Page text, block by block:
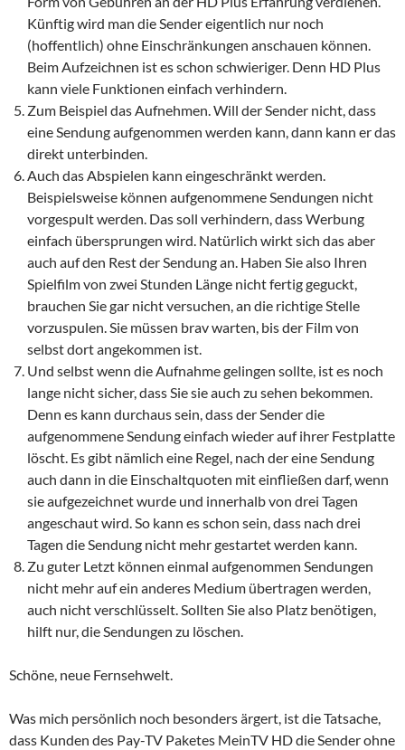
Künftig wird man die Sender eigentlich nur noch
(hoffentlich) ohne Einschränkungen anschauen können.
Beim Aufzeichnen ist es schon schwieriger. Denn HD Plus
kann viele Funktionen einfach verhindern.
Zum Beispiel das Aufnehmen. Will der Sender nicht, dass
eine Sendung aufgenommen werden kann, dann kann er das
direkt unterbinden.
Auch das Abspielen kann eingeschränkt werden.
Beispielsweise können aufgenommene Sendungen nicht
vorgespult werden. Das soll verhindern, dass Werbung
einfach übersprungen wird. Natürlich wirkt sich das aber
auch auf den Rest der Sendung an. Haben Sie also Ihren
Spielfilm von zwei Stunden Länge nicht fertig geguckt,
brauchen Sie gar nicht versuchen, an die richtige Stelle
vorzuspulen. Sie müssen brav warten, bis der Film von
selbst dort angekommen ist.
Und selbst wenn die Aufnahme gelingen sollte, ist es noch
lange nicht sicher, dass Sie sie auch zu sehen bekommen.
Denn es kann durchaus sein, dass der Sender die
aufgenommene Sendung einfach wieder auf ihrer Festplatte
löscht. Es gibt nämlich eine Regel, nach der eine Sendung
auch dann in die Einschaltquoten mit einfließen darf, wenn
sie aufgezeichnet wurde und innerhalb von drei Tagen
angeschaut wird. So kann es schon sein, dass nach drei
Tagen die Sendung nicht mehr gestartet werden kann.
Zu guter Letzt können einmal aufgenommen Sendungen
nicht mehr auf ein anderes Medium übertragen werden,
auch nicht verschlüsselt. Sollten Sie also Platz benötigen,
hilft nur, die Sendungen zu löschen.
Schöne, neue Fernsehwelt.
Was mich persönlich noch besonders ärgert, ist die Tatsache,
dass Kunden des Pay-TV Paketes MeinTV HD die Sender ohne